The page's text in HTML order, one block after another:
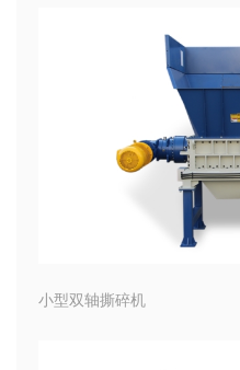
小型双轴撕碎机